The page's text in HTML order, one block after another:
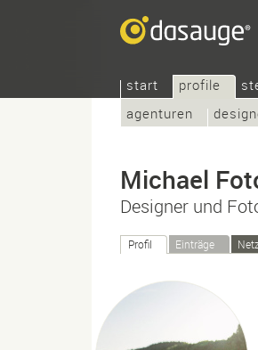
start
profile
agenturen
Michael
Designer und
Profil Einträge